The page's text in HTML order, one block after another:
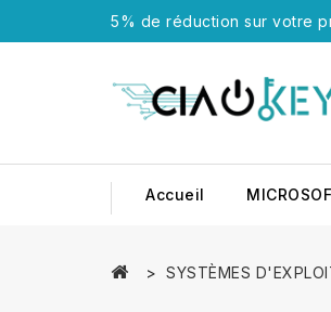
5% de réduction sur votre
Accueil
SYSTÈMES